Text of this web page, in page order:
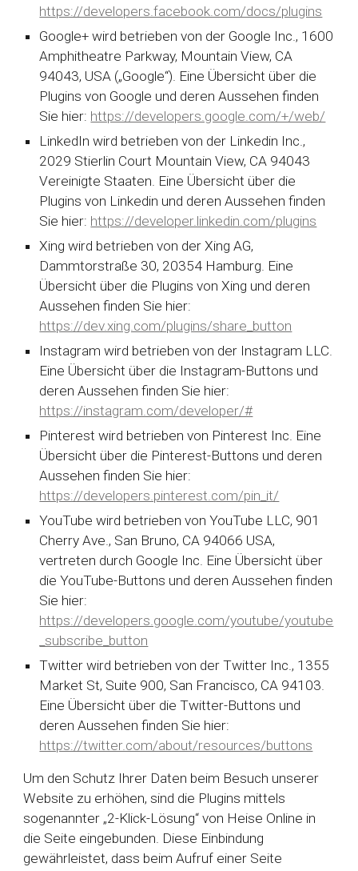
https://developers.facebook.com/docs/plugins
Google+ wird betrieben von der Google Inc., 1600
Amphitheatre Parkway, Mountain View, CA
94043, USA („Google“). Eine Übersicht über die
Plugins von Google und deren Aussehen finden
Sie hier: https://developers.google.com/+/web/
LinkedIn wird betrieben von der Linkedin Inc.,
2029 Stierlin Court Mountain View, CA 94043
Vereinigte Staaten. Eine Übersicht über die
Plugins von Linkedin und deren Aussehen finden
Sie hier: https://developer.linkedin.com/plugins
Xing wird betrieben von der Xing AG,
Dammtorstraße 30, 20354 Hamburg. Eine
Übersicht über die Plugins von Xing und deren
Aussehen finden Sie hier:
https://dev.xing.com/plugins/share_button
Instagram wird betrieben von der Instagram LLC.
Eine Übersicht über die Instagram-Buttons und
deren Aussehen finden Sie hier:
https://instagram.com/developer/#
Pinterest wird betrieben von Pinterest Inc. Eine
Übersicht über die Pinterest-Buttons und deren
Aussehen finden Sie hier:
https://developers.pinterest.com/pin_it/
YouTube wird betrieben von YouTube LLC, 901
Cherry Ave., San Bruno, CA 94066 USA,
vertreten durch Google Inc. Eine Übersicht über
die YouTube-Buttons und deren Aussehen finden
Sie hier:
https://developers.google.com/youtube/youtube
_subscribe_button
Twitter wird betrieben von der Twitter Inc., 1355
Market St, Suite 900, San Francisco, CA 94103.
Eine Übersicht über die Twitter-Buttons und
deren Aussehen finden Sie hier:
https://twitter.com/about/resources/buttons
Um den Schutz Ihrer Daten beim Besuch unserer
Website zu erhöhen, sind die Plugins mittels
sogenannter „2-Klick-Lösung“ von Heise Online in
die Seite eingebunden. Diese Einbindung
gewährleistet, dass beim Aufruf einer Seite